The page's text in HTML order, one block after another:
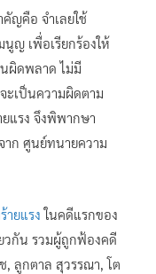
ญคือ จำเลยใช้
นูญ เพื่อเรียกร้องให้
ผิดพลาด ไม่มี
เป็นความผิดตาม
แรง จึงพิพากษา
าก ศูนย์ทนายความ
ายแรง ในคดีแรกของ
กัน รวมผู้ถูกฟ้องคดี
ลูกตาล สุวรรณา, โต